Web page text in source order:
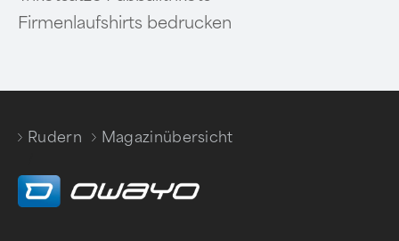
Firmenlaufshirts bedrucken
Rudern
Magazinübersicht